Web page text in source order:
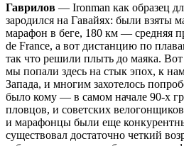
Гаврилов — Ironman как образец
зародился на Гавайях: были взяты
марафон в беге, 180 км — средняя
de France, а вот дистанцию по
так что решили плыть до маяка. Вот
мы попали здесь на стык эпох, к
Запада, и многим захотелось
было кому — в самом начале 90-х
пловцов, и советских
и марафонцы были еще
существовал достаточно четкий